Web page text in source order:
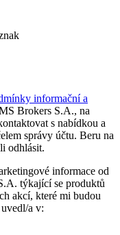
informační a
Brokers S.A., na
s nabídkou a
správy účtu. Beru na
odhlásit.
informace od
týkající se produktů
akcí, které mi budou
a v: